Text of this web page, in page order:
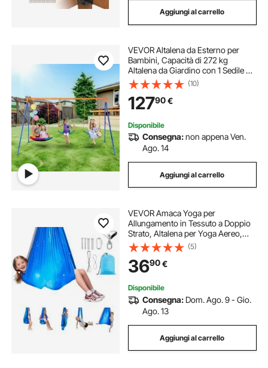
Aggiungi al carrello
VEVOR Altalena da Esterno per
Bambini, Capacità di 272 kg
Altalena da Giardino con 1 Sedile da
Altalena a Piattino, 2 Sedili da
Altalena con Cintura, con Telaio ad
A Resistente e Corda Regolabile
(10)
12790€
Disponibile
Consegna:non appena Ven.
Ago. 14
Aggiungi al carrello
VEVOR Amaca Yoga per
Allungamento in Tessuto a Doppio
Strato, Altalena per Yoga Aereo,
con Sospensione Rotante a 360° e
Capacità di Carico Massima di
136,07 kg, Altalene Sospese
Multicolore Azzurro
(5)
3690€
Disponibile
Consegna: Dom. Ago. 9 - Gio.
Ago. 13
Aggiungi al carrello